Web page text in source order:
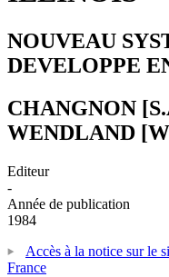
NOUVEAU
DEVELOPPE
CHANGNON
WENDLAND
Editeur
-
Année de publication
1984
Accès à la notice sur le
France